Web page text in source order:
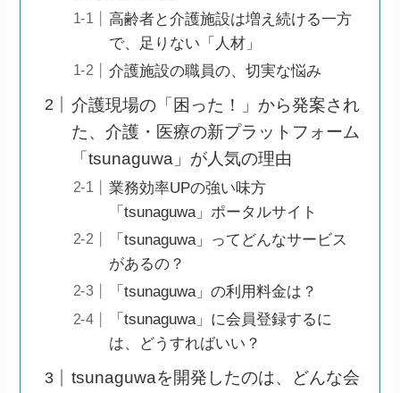
高齢者と介護施設は増え続ける一方
で、足りない「人材」
介護施設の職員の、切実な悩み
介護現場の「困った！」から発案され
た、介護・医療の新プラットフォーム
「tsunaguwa」が人気の理由
業務効率UPの強い味方
「tsunaguwa」ポータルサイト
「tsunaguwa」ってどんなサービス
があるの？
「tsunaguwa」の利用料金は？
「tsunaguwa」に会員登録するに
は、どうすればいい？
tsunaguwaを開発したのは、どんな会